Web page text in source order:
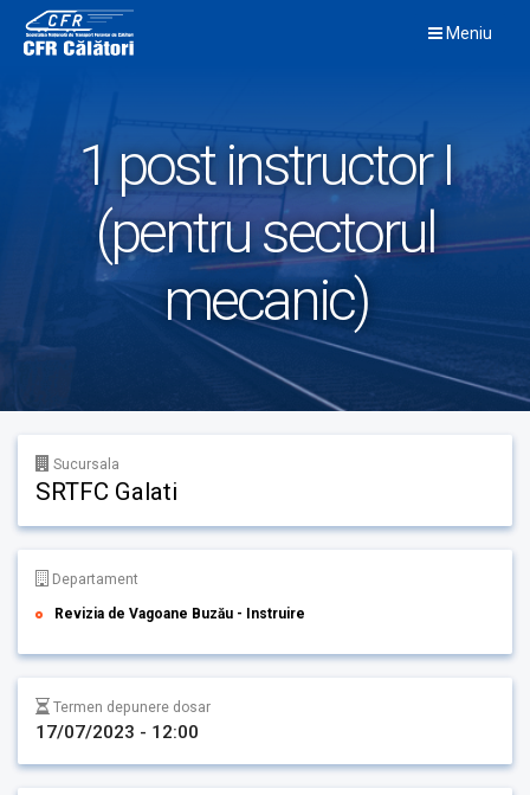
content
Meniu
1 post instructor I
(pentru sectorul
mecanic)
Sucursala
SRTFC Galati
Departament
Revizia de Vagoane Buzău - Instruire
Termen depunere dosar
17/07/2023 - 12:00